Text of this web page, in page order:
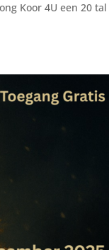
Koor 4U een 20 tal